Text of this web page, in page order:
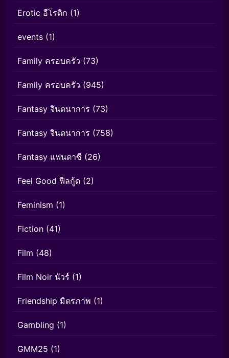
Erotic อีโรติก (1)
events (1)
Family ครอบครัว (73)
Family ครอบครัว (945)
Fantasy จินตนาการ (73)
Fantasy จินตนาการ (758)
Fantasy แฟนตาซี (26)
Feel Good ฟีลกู้ด (2)
Feminism (1)
Fiction (41)
Film (48)
Film Noir นัวร์ (1)
Friendship มิตรภาพ (1)
Gambling (1)
GMM25 (1)